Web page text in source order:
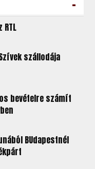
szállodája
bevételre számít
BUdapestnél